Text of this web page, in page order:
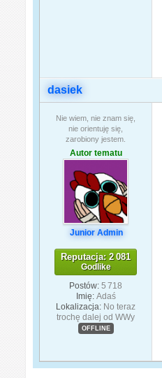
dasiek
Nie wiem, nie znam się,
nie orientuję się,
zarobiony jestem.
Autor tematu
Junior Admin
Reputacja: 2 081
Godlike
Postów: 5 718
Imię: Adaś
Lokalizacja: No teraz
trochę dalej od WWy
OFFLINE